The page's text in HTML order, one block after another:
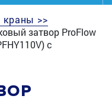
>>
затвор ProFlow
с